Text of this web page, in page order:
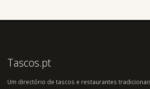
Tascos.pt
Um directório de tascos e restaurantes